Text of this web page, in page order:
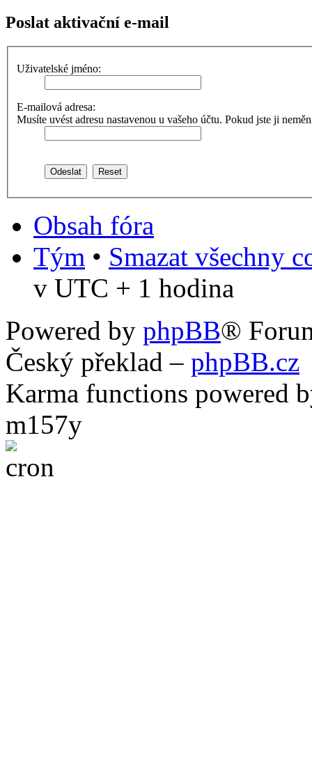
Poslat aktivační e-mail
Uživatelské jméno:
E-mailová adresa:
Musíte uvést adresu nastavenou u vašeho účtu. Pokud jste ji
Obsah fóra
Tým • Smazat všechny
v UTC + 1 hodina
Powered by phpBB®
Český překlad – phpBB.cz
Karma functions powered
m157y